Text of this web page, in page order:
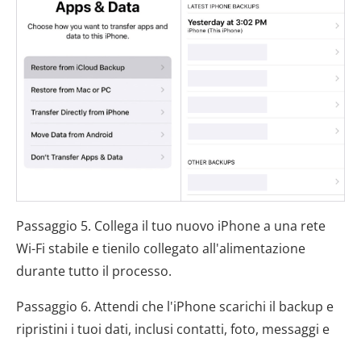
Passaggio 5. Collega il tuo nuovo iPhone a una rete
Wi-Fi stabile e tienilo collegato all'alimentazione
durante tutto il processo.
Passaggio 6. Attendi che l'iPhone scarichi il backup e
ripristini i tuoi dati, inclusi contatti, foto, messaggi e